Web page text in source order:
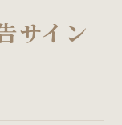
サイン